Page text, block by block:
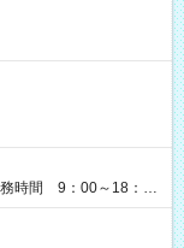
時間 9：00～18：
OK、シフト制 ※もちろ